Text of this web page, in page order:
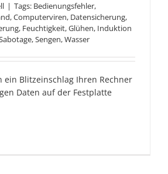
| Tags: Bedienungsfehler,
,Computerviren, Datensicherung,
, Feuchtigkeit,Glühen, Induktion
,Sengen,Wasser
ein Blitzeinschlag Ihren Rechner
Daten auf der Festplatte